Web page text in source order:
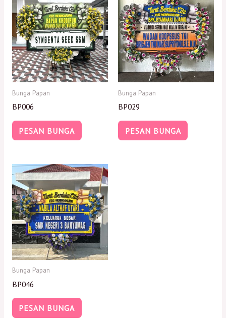
Bunga Papan
BP006
PESAN BUNGA
Bunga Papan
BP029
PESAN BUNGA
Bunga Papan
BP046
PESAN BUNGA